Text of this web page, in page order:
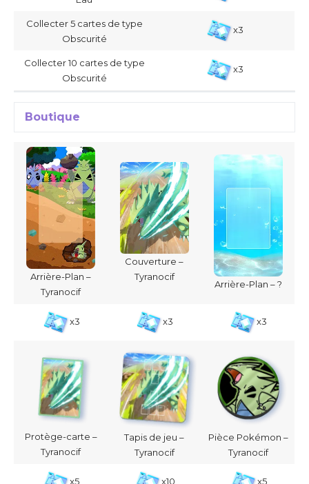
Collecter 5 cartes de type
Obscurité
x3
Collecter 10 cartes de type
Obscurité
x3
Boutique
Arrière-Plan –
Tyranocif
Couverture –
Tyranocif
Arrière-Plan – ?
x3 x3 x3
Protège-carte –
Tyranocif
Tapis de jeu –
Tyranocif
Pièce Pokémon –
Tyranocif
x5 x10 x5